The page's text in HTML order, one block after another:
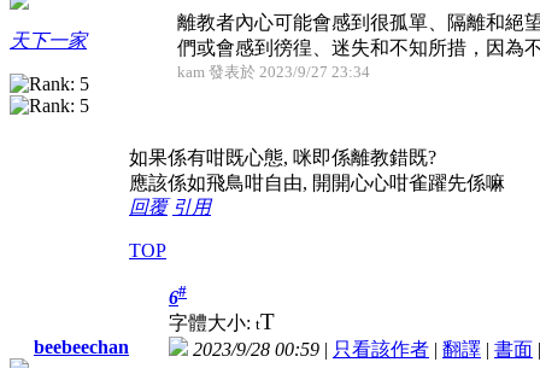
天下一家
離教者內心可能會感到很孤單、隔離和絕
們或會感到徬徨、迷失和不知所措，因為
kam 發表於 2023/9/27 23:34
如果係有咁既心態, 咪即係離教錯既?
應該係如飛鳥咁自由, 開開心心咁雀躍先係嘛
回覆 引用
TOP
beebeechan
6#
字體大小: tT
2023/9/28 00:59 | 只看該作者 | 翻譯 | 書面